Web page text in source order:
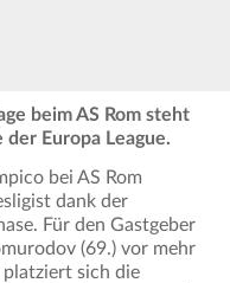
beim AS Rom steht
Europa League.
bei AS Rom
dank der
Für den Gastgeber
(69.) vor mehr
platziert sich die